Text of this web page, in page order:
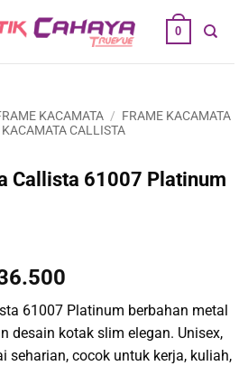
0
KACAMATA / FRAME KACAMATA
CALLISTA
Callista 61007 Platinum
price
is:
Rp436.500.
61007 Platinum berbahan metal
desain kotak slim elegan. Unisex,
seharian, cocok untuk kerja, kuliah,